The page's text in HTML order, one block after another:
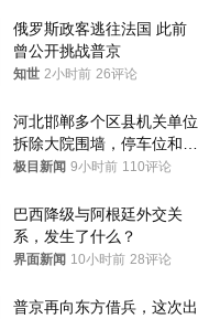
俄罗斯政客逃往法国 此前
曾公开挑战普京
知世 2小时前 26评论
河北邯郸多个区县机关单位
拆除大院围墙，停车位和厕
所免费开放，当地多部门回
极目新闻 9小时前 110评论
巴西降级与阿根廷外交关
系，发生了什么？
界面新闻 10小时前 28评论
普京再向东方借兵，这次出